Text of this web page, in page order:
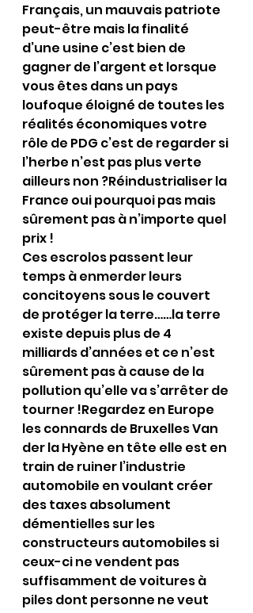
Français, un mauvais patriote
peut-être mais la finalité
d’une usine c’est bien de
gagner de l’argent et lorsque
vous êtes dans un pays
loufoque éloigné de toutes les
réalités économiques votre
rôle de PDG c’est de regarder si
l’herbe n’est pas plus verte
ailleurs non ?Réindustrialiser la
France oui pourquoi pas mais
sûrement pas à n’importe quel
prix !
Ces escrolos passent leur
temps à enmerder leurs
concitoyens sous le couvert
de protéger la terre……la terre
existe depuis plus de 4
milliards d’années et ce n’est
sûrement pas à cause de la
pollution qu’elle va s’arrêter de
tourner !Regardez en Europe
les connards de Bruxelles Van
der la Hyène en tête elle est en
train de ruiner l’industrie
automobile en voulant créer
des taxes absolument
démentielles sur les
constructeurs automobiles si
ceux-ci ne vendent pas
suffisamment de voitures à
piles dont personne ne veut